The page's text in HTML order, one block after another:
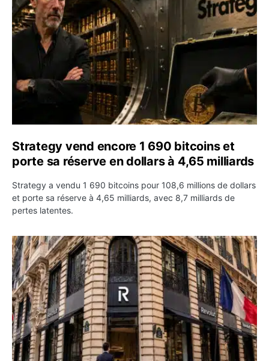
Strategy vend encore 1 690 bitcoins et
porte sa réserve en dollars à 4,65 milliards
Strategy a vendu 1 690 bitcoins pour 108,6 millions de dollars
et porte sa réserve à 4,65 milliards, avec 8,7 milliards de
pertes latentes.
Revolut décroche une licence bancaire française et